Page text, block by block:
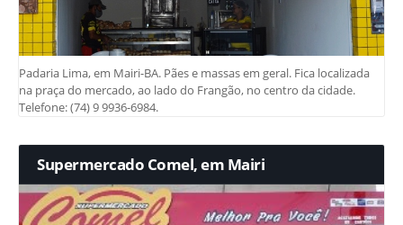
Padaria Lima, em Mairi-BA. Pães e massas em geral. Fica localizada
na praça do mercado, ao lado do Frangão, no centro da cidade.
Telefone: (74) 9 9936-6984.
Supermercado Comel, em Mairi